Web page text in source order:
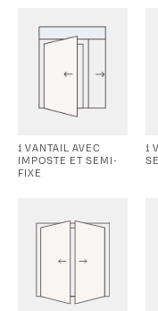
1 VANTAIL AVEC
IMPOSTE ET SEMI-
FIXE
1